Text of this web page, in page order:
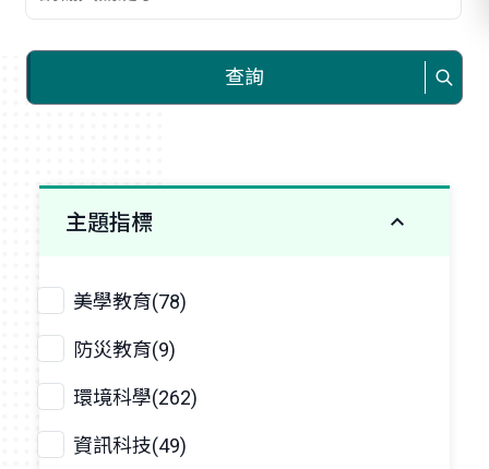
查詢
主題指標
美學教育(78)
防災教育(9)
環境科學(262)
資訊科技(49)